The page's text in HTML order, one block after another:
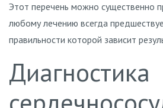
Этот перечень можно существенно
любому лечению всегда
правильности которой зависит
Диагностика